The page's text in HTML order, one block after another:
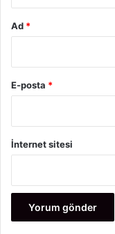
Hangi
Ad *
E-posta *
İnternet sitesi